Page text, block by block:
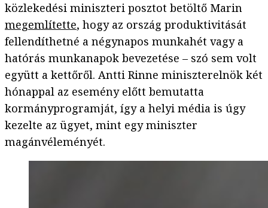
közlekedési miniszteri posztot betöltő Marin
megemlítette, hogy az ország produktivitását
fellendíthetné a négynapos munkahét vagy a
hatórás munkanapok bevezetése – szó sem volt
együtt a kettőről. Antti Rinne miniszterelnök két
hónappal az esemény előtt bemutatta
kormányprogramját, így a helyi média is úgy
kezelte az ügyet, mint egy miniszter
magánvéleményét.